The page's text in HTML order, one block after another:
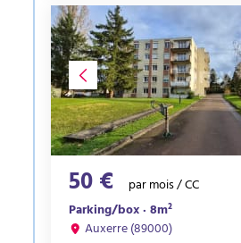
50 €
par mois / CC
Parking/box · 8m²
Auxerre (89000)